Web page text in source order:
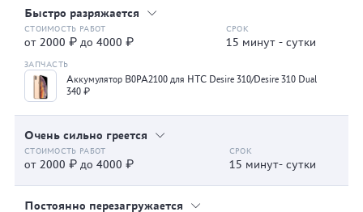
Быстро разряжается
от 2000 ₽ до 4000 ₽ 15 минут - сутки
Аккумулятор B0PA2100 для HTC Desire 310/Desire 310 Dual
340 ₽
Очень сильно греется
от 2000 ₽ до 4000 ₽ 15 минут- сутки
Постоянно перезагружается